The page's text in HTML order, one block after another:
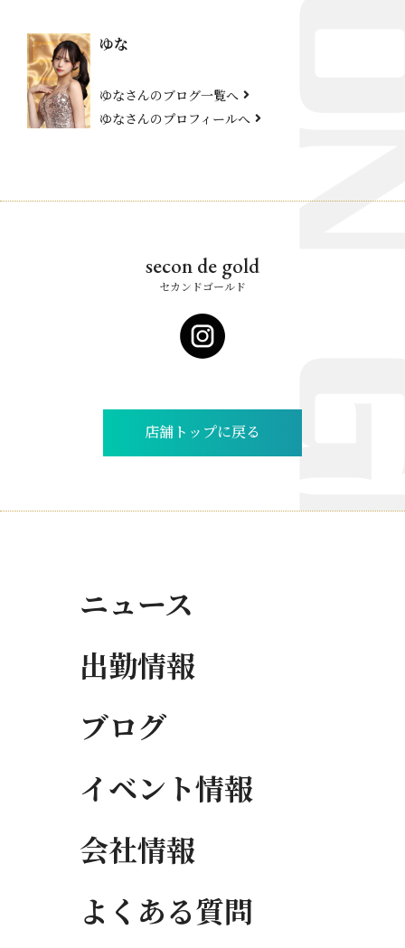
ゆな
ゆなさんのブログ一覧へ
ゆなさんのプロフィールへ
secon de gold
セカンドゴールド
店舗トップに戻る
ニュース
出勤情報
ブログ
イベント情報
会社情報
よくある質問